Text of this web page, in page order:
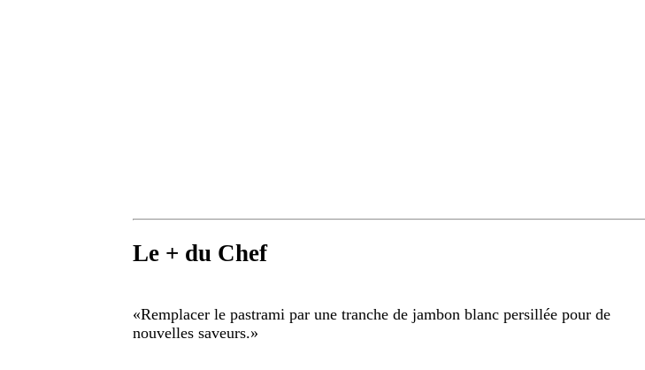
Le + du Chef
«Remplacer le pastrami par une tranche de jambon blanc persillée pour de
nouvelles saveurs.»